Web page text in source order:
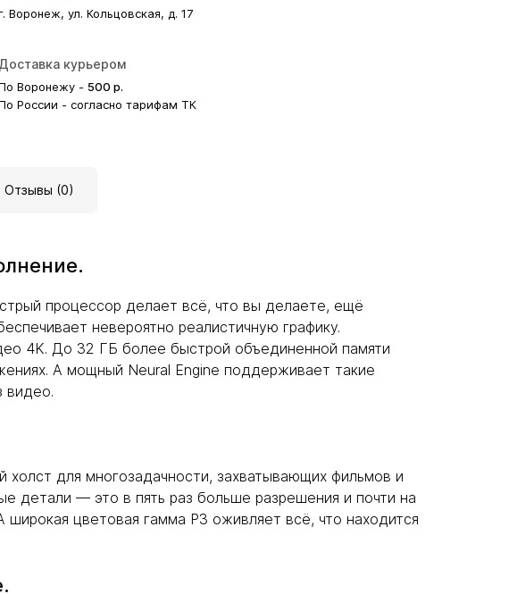
Воронеж, ул. Кольцовская, д. 17
Доставка курьером
Воронежу - 500 р.
России - согласно тарифам ТК
Отзывы (0)
процессор делает всё, что вы делаете, ещё
невероятно реалистичную графику.
4K. До 32 ГБ более быстрой объединенной памяти
А мощный Neural Engine поддерживает такие
видео.
для многозадачности, захватывающих фильмов и
детали — это в пять раз больше разрешения и почти на
цветовая гамма P3 оживляет всё, что находится